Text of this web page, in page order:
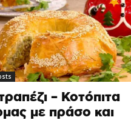
– Κοτόπιτα
με πράσο και